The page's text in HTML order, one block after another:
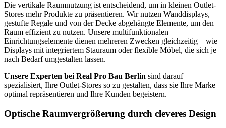
Die vertikale Raumnutzung ist entscheidend, um in kleinen Outlet-
Stores mehr Produkte zu präsentieren. Wir nutzen Wanddisplays,
gestufte Regale und von der Decke abgehängte Elemente, um den
Raum effizient zu nutzen. Unsere multifunktionalen
Einrichtungselemente dienen mehreren Zwecken gleichzeitig – wie
Displays mit integriertem Stauraum oder flexible Möbel, die sich je
nach Bedarf umgestalten lassen.
Unsere Experten bei Real Pro Bau Berlin sind darauf
spezialisiert, Ihre Outlet-Stores so zu gestalten, dass sie Ihre Marke
optimal repräsentieren und Ihre Kunden begeistern.
Optische Raumvergrößerung durch cleveres Design